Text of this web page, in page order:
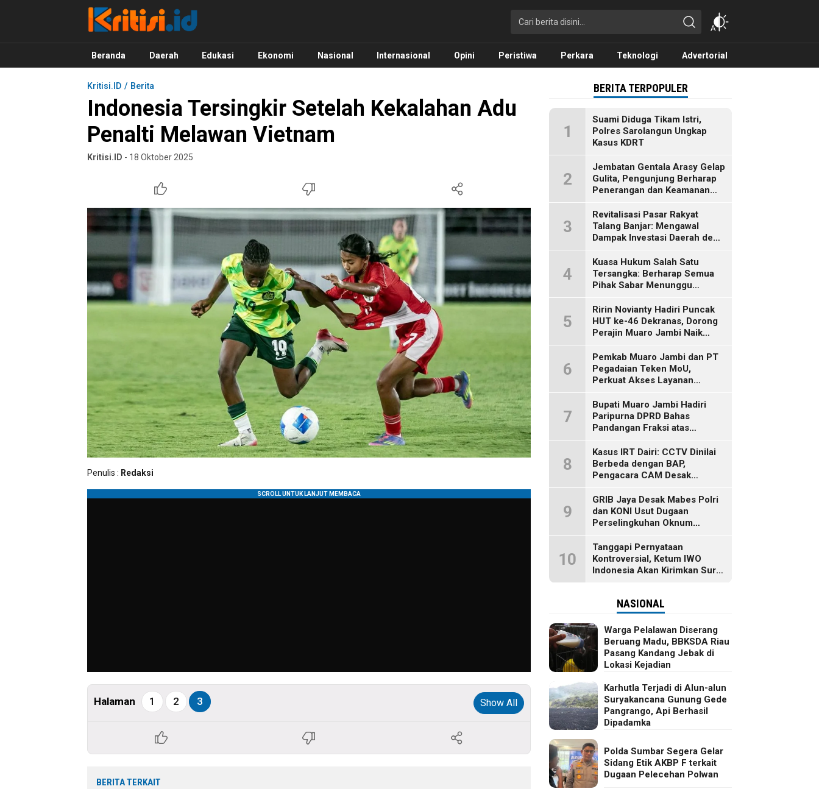
Kritisi.ID
Kritik untuk Negeri!
Beranda Daerah Edukasi Ekonomi Nasional Internasional Opini Peristiwa Perkara Teknologi Advertorial
Kritisi.ID Berita
Indonesia Tersingkir Setelah Kekalahan Adu
Penalti Melawan Vietnam
Kritisi.ID - 18 Oktober 2025
Penulis : Redaksi
Halaman 1 2 3 Show All
BERITA TERKAIT
BERITA TERPOPULER
1
Suami Diduga Tikam Istri,
Polres Sarolangun Ungkap
Kasus KDRT
2
Jembatan Gentala Arasy Gelap
Gulita, Pengunjung Berharap
Penerangan dan Keamanan
3
Revitalisasi Pasar Rakyat
Talang Banjar: Mengawal
Dampak Investasi Daerah demi
4
Kuasa Hukum Salah Satu
Tersangka: Berharap Semua
Pihak Sabar Menunggu
5
Ririn Novianty Hadiri Puncak
HUT ke-46 Dekranas, Dorong
Perajin Muaro Jambi Naik
6
Pemkab Muaro Jambi dan PT
Pegadaian Teken MoU,
Perkuat Akses Layanan
7
Bupati Muaro Jambi Hadiri
Paripurna DPRD Bahas
Pandangan Fraksi atas
Pertanggungjawaban APBD
2025
8
Kasus IRT Dairi: CCTV Dinilai
Berbeda dengan BAP,
Pengacara CAM Desak
9
GRIB Jaya Desak Mabes Polri
dan KONI Usut Dugaan
Perselingkuhan Oknum
10
Tanggapi Pernyataan
Kontroversial, Ketum IWO
Indonesia Akan Kirimkan Surat
NASIONAL
Warga Pelalawan Diserang
Beruang Madu, BBKSDA Riau
Pasang Kandang Jebak di
Lokasi Kejadian
Karhutla Terjadi di Alun-alun
Suryakancana Gunung Gede
Pangrango, Api Berhasil
Dipadamka
Polda Sumbar Segera Gelar
Sidang Etik AKBP F terkait
Dugaan Pelecehan Polwan